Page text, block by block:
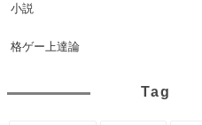
小説
格ゲー上達論
Tag